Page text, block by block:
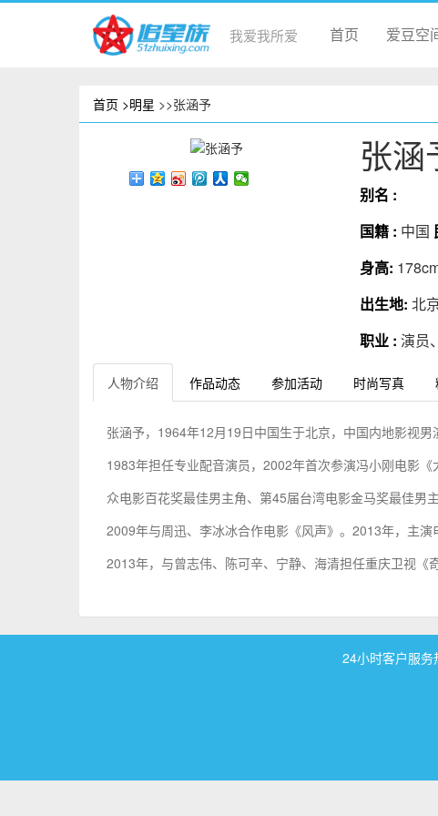
我爱我所爱 首页 爱豆空
首页 >明星 >>张涵予
张涵
别名 :
国籍 : 中国
身高:
出生地: 北
职业 : 演员
人物介绍 作品动态 参加活动 时尚写真
张涵予，1964年12月19日中国生于北京，中国内地影视男
1983年担任专业配音演员，2002年首次参演冯小刚电影
众电影百花奖最佳男主角、第45届台湾电影金马奖最佳男
2009年与周迅、李冰冰合作电影《风声》。2013年，主演
2013年，与曾志伟、陈可辛、宁静、海清担任重庆卫视《
24小时客户服